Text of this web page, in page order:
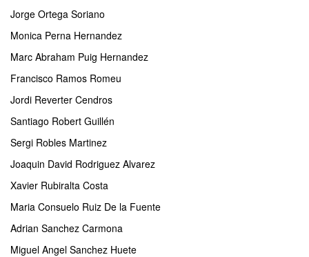
Jorge Ortega Soriano
Monica Perna Hernandez
Marc Abraham Puig Hernandez
Francisco Ramos Romeu
Jordi Reverter Cendros
Santiago Robert Guillén
Sergi Robles Martinez
Joaquin David Rodriguez Alvarez
Xavier Rubiralta Costa
Maria Consuelo Ruiz De la Fuente
Adrian Sanchez Carmona
Miguel Angel Sanchez Huete